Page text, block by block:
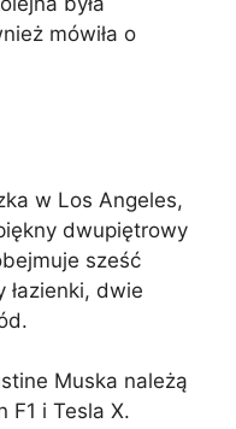
mówiła o
w Los Angeles,
dwupiętrowy
sześć
łazienki, dwie
Muska należą
F1 i Tesla X.